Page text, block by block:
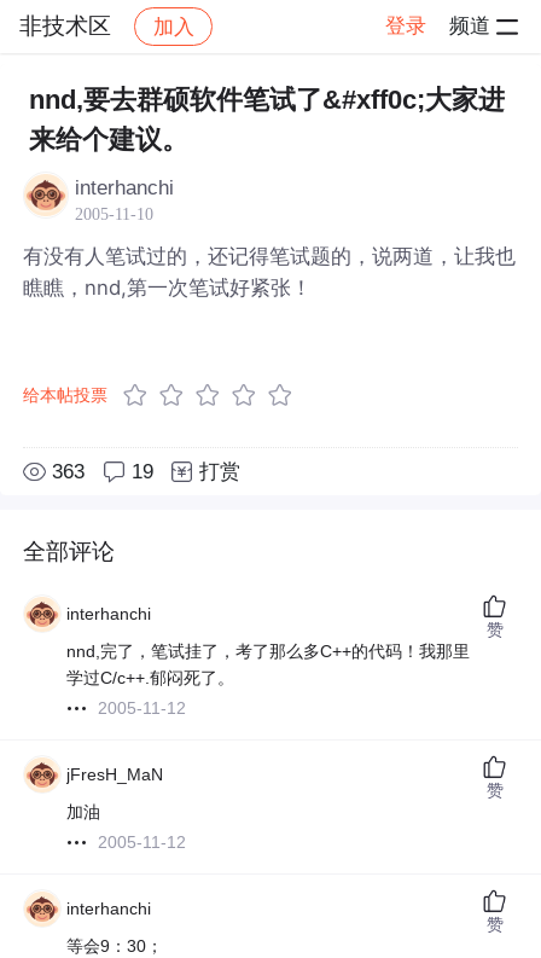
非技术区 加入 登录 频道
非技术区 帖子详情
nnd,要去群硕软件笔试了&#xff0c;大家进
来给个建议。
interhanchi
2005-11-10
有没有人笔试过的，还记得笔试题的，说两道，让我也
瞧瞧，nnd,第一次笔试好紧张！
给本帖投票
363 19 打赏
全部评论
interhanchi
nnd,完了，笔试挂了，考了那么多C++的代码！我那里
学过C/c++.郁闷死了。
2005-11-12
赞
jFresH_MaN
加油
2005-11-12
赞
interhanchi
等会9：30；
赞